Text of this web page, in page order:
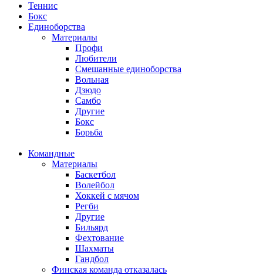
Теннис
Бокс
Единоборства
Материалы
Профи
Любители
Смешанные единоборства
Вольная
Дзюдо
Самбо
Другие
Бокс
Борьба
Командные
Материалы
Баскетбол
Волейбол
Хоккей с мячом
Регби
Другие
Бильярд
Фехтование
Шахматы
Гандбол
Финская команда отказалась